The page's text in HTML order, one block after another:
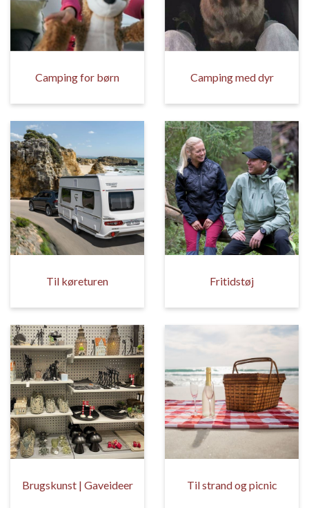
Camping for børn Camping med dyr
Til køreturen Fritidstøj
Brugskunst | Gaveideer Til strand og picnic